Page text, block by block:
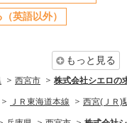
ス
（40代～）活躍中
英語以外）
もっと見る
西宮市 株式会社シエロの
ＪＲ東海道本線 西宮(ＪＲ)